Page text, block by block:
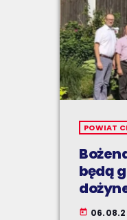
POWIAT
będą
today